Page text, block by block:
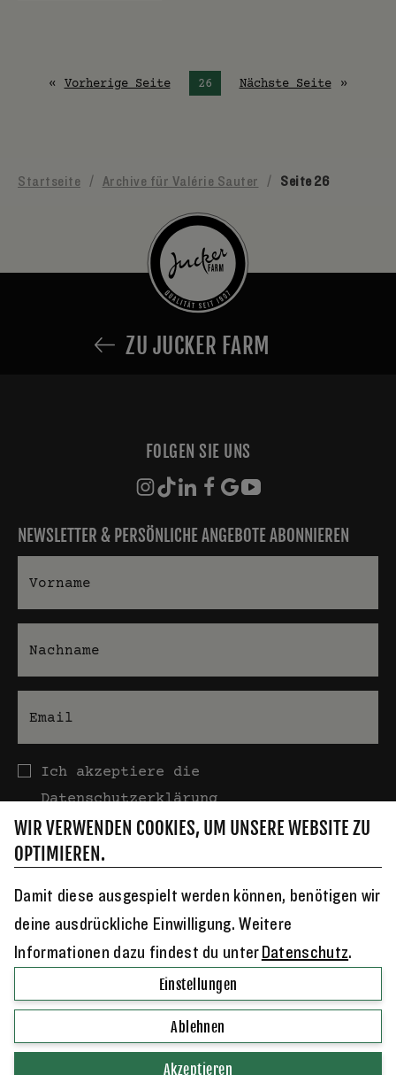
Vorherige Seite Du bist auf Seite
26 Nächste Seite
Startseite / Archive für Valérie Sauter / Seite 26
ZU JUCKER FARM
FOLGEN SIE UNS
NEWSLETTER & PERSÖNLICHE ANGEBOTE ABONNIEREN
Datenschutz
Ich akzeptiere die
Datenschutzerklärung
Jucker Farm AG ⋅ Dorfstrasse 23 ⋅ CH-8607 Seegräben ⋅+41
44 934 34 84⋅info@juckerfarm.ch
© Copyright 2026 Jucker Farm AG
WIR VERWENDEN COOKIES, UM UNSERE WEBSITE ZU
OPTIMIEREN.
Damit diese ausgespielt werden können, benötigen wir
deine ausdrückliche Einwilligung. Weitere
Informationen dazu findest du unter Datenschutz.
Einstellungen
Ablehnen
Akzeptieren